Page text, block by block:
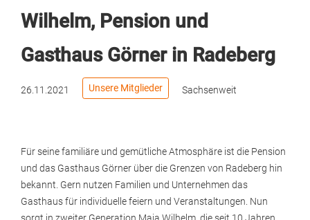
Wilhelm, Pension und
Gasthaus Görner in Radeberg
26.11.2021 Unsere Mitglieder Sachsenweit
Für seine familiäre und gemütliche Atmosphäre ist die Pension
und das Gasthaus Görner über die Grenzen von Radeberg hin
bekannt. Gern nutzen Familien und Unternehmen das
Gasthaus für individuelle feiern und Veranstaltungen. Nun